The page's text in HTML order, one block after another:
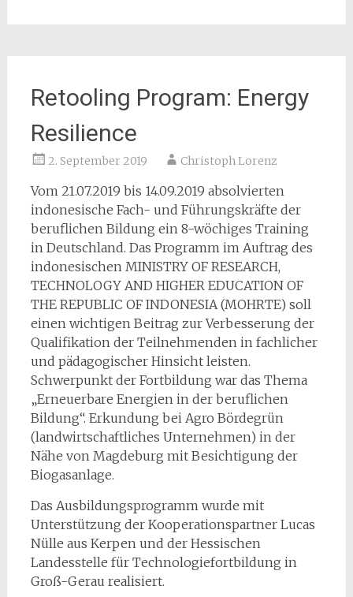
Retooling Program: Energy
Resilience
2. September 2019 Christoph Lorenz
Vom 21.07.2019 bis 14.09.2019 absolvierten
indonesische Fach- und Führungskräfte der
beruflichen Bildung ein 8-wöchiges Training
in Deutschland. Das Programm im Auftrag des
indonesischen MINISTRY OF RESEARCH,
TECHNOLOGY AND HIGHER EDUCATION OF
THE REPUBLIC OF INDONESIA (MOHRTE) soll
einen wichtigen Beitrag zur Verbesserung der
Qualifikation der Teilnehmenden in fachlicher
und pädagogischer Hinsicht leisten.
Schwerpunkt der Fortbildung war das Thema
„Erneuerbare Energien in der beruflichen
Bildung“. Erkundung bei Agro Bördegrün
(landwirtschaftliches Unternehmen) in der
Nähe von Magdeburg mit Besichtigung der
Biogasanlage.
Das Ausbildungsprogramm wurde mit
Unterstützung der Kooperationspartner Lucas
Nülle aus Kerpen und der Hessischen
Landesstelle für Technologiefortbildung in
Groß-Gerau realisiert.